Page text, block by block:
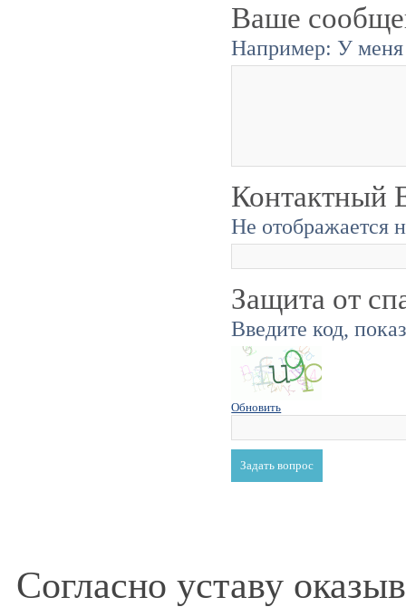
Ваше
Например: У меня
Контактный
Не отображается
Защита от
Введите код,
Обновить
Согласно уставу